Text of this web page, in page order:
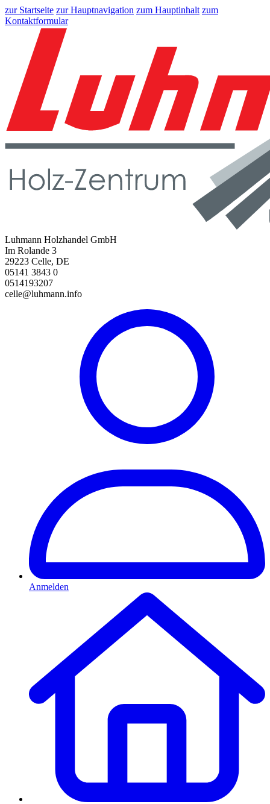
zur Startseite zur Hauptnavigation zum Hauptinhalt zum
Kontaktformular
Luhmann Holzhandel GmbH
Im Rolande 3
29223 Celle, DE
05141 3843 0
0514193207
celle@luhmann.info
Anmelden